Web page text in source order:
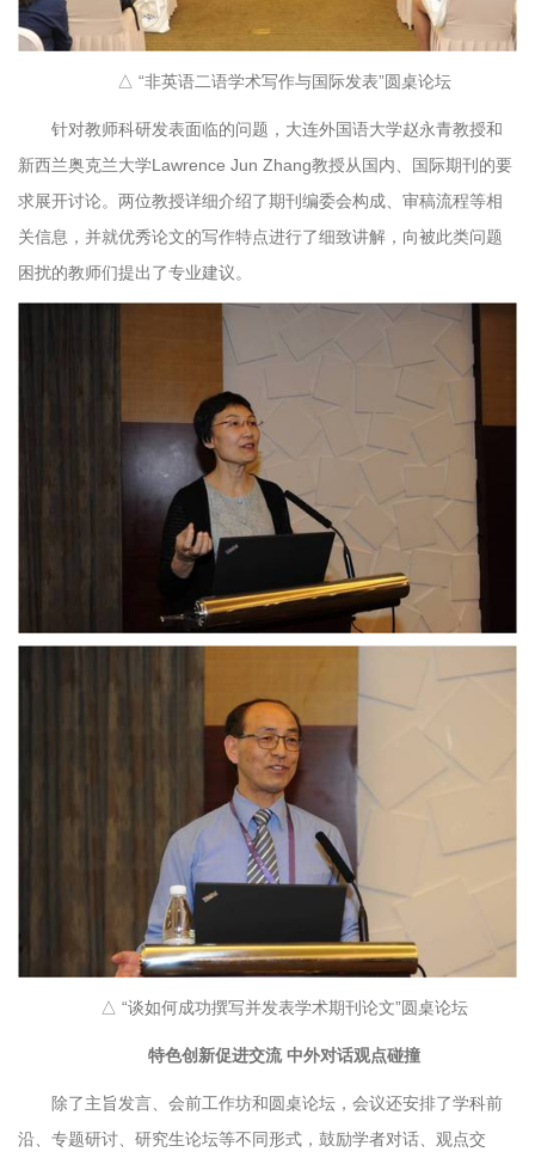
△ “非英语二语学术写作与国际发表”圆桌论坛
针对教师科研发表面临的问题，大连外国语大学赵永青教授和
新西兰奥克兰大学Lawrence Jun Zhang教授从国内、国际期刊的要
求展开讨论。两位教授详细介绍了期刊编委会构成、审稿流程等相
关信息，并就优秀论文的写作特点进行了细致讲解，向被此类问题
困扰的教师们提出了专业建议。
△ “谈如何成功撰写并发表学术期刊论文”圆桌论坛
特色创新促进交流 中外对话观点碰撞
除了主旨发言、会前工作坊和圆桌论坛，会议还安排了学科前
沿、专题研讨、研究生论坛等不同形式，鼓励学者对话、观点交